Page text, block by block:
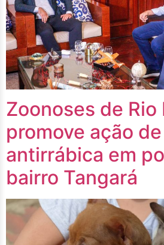
Zoonoses de Rio
promove ação
antirrábica em
bairro Tangará